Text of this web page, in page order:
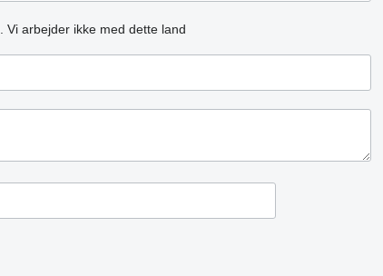
Vi arbejder ikke med dette land